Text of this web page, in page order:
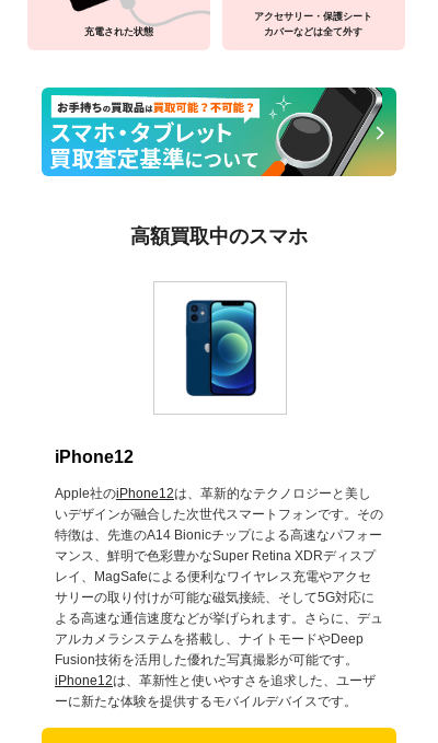
充電された状態
アクセサリー・保護シート
カバーなどは全て外す
高額買取中のスマホ
iPhone12
Apple社のiPhone12は、革新的なテクノロジーと美し
いデザインが融合した次世代スマートフォンです。その
特徴は、先進のA14 Bionicチップによる高速なパフォー
マンス、鮮明で色彩豊かなSuper Retina XDRディスプ
レイ、MagSafeによる便利なワイヤレス充電やアクセ
サリーの取り付けが可能な磁気接続、そして5G対応に
よる高速な通信速度などが挙げられます。さらに、デュ
アルカメラシステムを搭載し、ナイトモードやDeep
Fusion技術を活用した優れた写真撮影が可能です。
iPhone12は、革新性と使いやすさを追求した、ユーザ
ーに新たな体験を提供するモバイルデバイスです。